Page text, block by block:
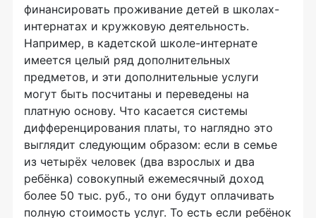
финансировать проживание детей в школах-
интернатах и кружковую деятельность.
Например, в кадетской школе-интернате
имеется целый ряд дополнительных
предметов, и эти дополнительные услуги
могут быть посчитаны и переведены на
платную основу. Что касается системы
дифференцирования платы, то наглядно это
выглядит следующим образом: если в семье
из четырёх человек (два взрослых и два
ребёнка) совокупный ежемесячный доход
более 50 тыс. руб., то они будут оплачивать
полную стоимость услуг. То есть если ребёнок